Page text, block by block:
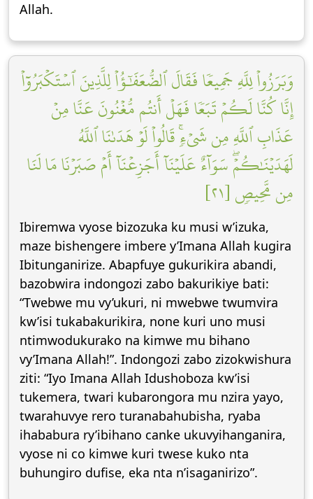
Allah.
وَبَرَزُواْ لِلَّهِ جَمِيعٗا فَقَالَ ٱلضُّعَفَٰٓؤُاْ لِلَّذِينَ ٱسۡتَكۡبَرُوٓاْ
إِنَّا كُنَّا لَكُمۡ تَبَعٗا فَهَلۡ أَنتُم مُّغۡنُونَ عَنَّا مِنۡ
عَذَابِ ٱللَّهِ مِن شَيۡءٖۚ قَالُواْ لَوۡ هَدَىٰنَا ٱللَّهُ
لَهَدَيۡنَٰكُمۡۖ سَوَآءٌ عَلَيۡنَآ أَجَزِعۡنَآ أَمۡ صَبَرۡنَا مَا لَنَا
مِن مَّحِيصٖ [٢١]
Ibiremwa vyose bizozuka ku musi w’izuka,
maze bishengere imbere y’Imana Allah kugira
Ibitunganirize. Abapfuye gukurikira abandi,
bazobwira indongozi zabo bakurikiye bati:
“Twebwe mu vy’ukuri, ni mwebwe twumvira
kw’isi tukabakurikira, none kuri uno musi
ntimwodukurako na kimwe mu bihano
vy’Imana Allah!”. Indongozi zabo zizokwishura
ziti: “Iyo Imana Allah Idushoboza kw’isi
tukemera, twari kubarongora mu nzira yayo,
twarahuvye rero turanabahubisha, ryaba
ihababura ry’ibihano canke ukuvyihanganira,
vyose ni co kimwe kuri twese kuko nta
buhungiro dufise, eka nta n’isaganirizo”.